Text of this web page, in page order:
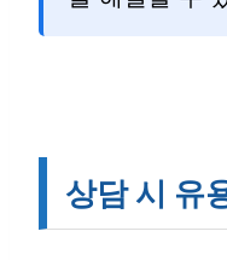
상담 시 유